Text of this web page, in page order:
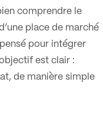
comprendre le
place de marché
pour intégrer
est clair :
de manière simple